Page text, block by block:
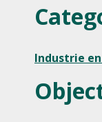
Industrie